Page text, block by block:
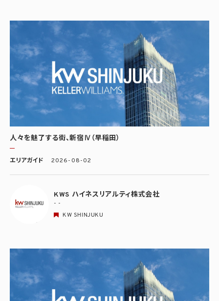
人々を魅了する街、新宿Ⅳ（早稲田）
エリアガイド 2026-08-02
KWS ハイネスリアルティ株式会社
- -
KW SHINJUKU